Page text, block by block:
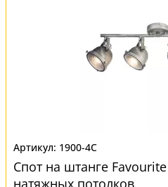
1900-4C
Спот на штанге
натяжных потолков